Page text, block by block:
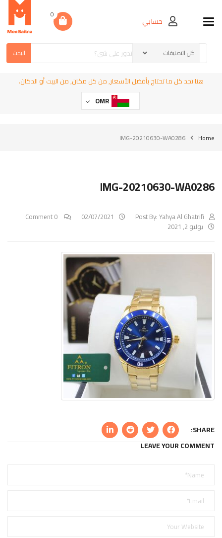
Toggle navigationحسابي
0
البحث
هنا تجد كل ما تحتاج بأفضل الأسعار, من كل مكان, من البيت أو الدكان.
OMR
Home
IMG-20210630-WA0286
IMG-20210630-WA0286
Post By:Yahya Al Ghatrifi
02/07/2021
يوليو 2, 2021
SHARE:
LEAVE YOUR COMMENT